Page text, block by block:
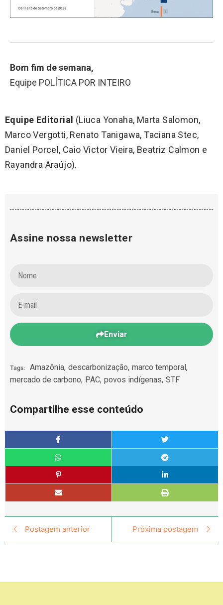
Bom fim de semana,
Equipe POLÍTICA POR INTEIRO
Equipe Editorial (Liuca Yonaha, Marta Salomon,
Marco Vergotti, Renato Tanigawa, Taciana Stec,
Daniel Porcel, Caio Victor Vieira, Beatriz Calmon e
Rayandra Araújo).
Assine nossa newsletter
Enviar
Tags: Amazônia, descarbonização, marco temporal ,
mercado de carbono, PAC, povos indígenas, STF
Compartilhe esse conteúdo
Postagem anterior Próxima postagem